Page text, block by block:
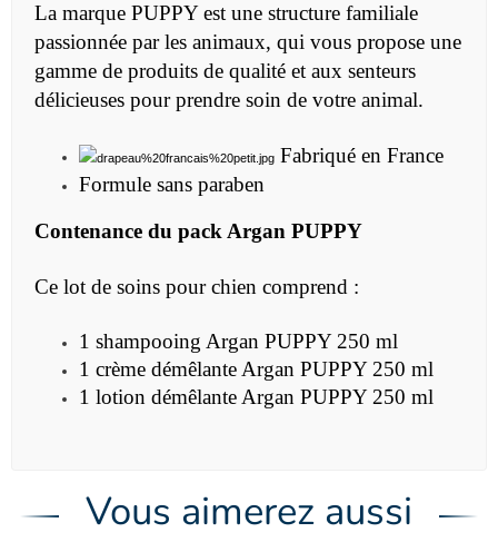
La marque PUPPY est une structure familiale
passionnée par les animaux, qui vous propose une
gamme de produits de qualité et aux senteurs
délicieuses pour prendre soin de votre animal.
Fabriqué en France
Formule sans paraben
Contenance du pack Argan PUPPY
Ce lot de soins pour chien comprend :
1 shampooing Argan PUPPY 250 ml
1 crème démêlante Argan PUPPY 250 ml
1 lotion démêlante Argan PUPPY 250 ml
Vous aimerez aussi